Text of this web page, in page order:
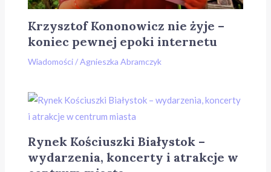
Krzysztof Kononowicz nie żyje –
koniec pewnej epoki internetu
Wiadomości/Agnieszka Abramczyk
Rynek Kościuszki Białystok –
wydarzenia, koncerty i atrakcje w